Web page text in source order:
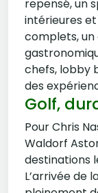
repensé, un
intérieures
complets,
chefs, lobby
des
Golf,
Pour Chris
Waldorf
destinations
L’arrivée de